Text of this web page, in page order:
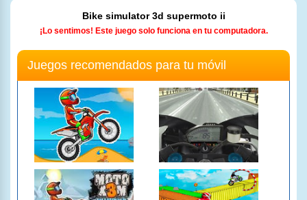
Bike simulator 3d supermoto ii
¡Lo sentimos! Este juego solo funciona en tu computadora.
Juegos recomendados para tu móvil